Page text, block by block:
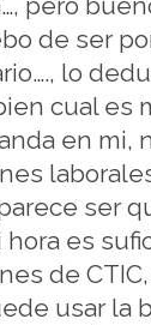
de ser
lo
cual es
en mi,
ser
hora es
de
usar la